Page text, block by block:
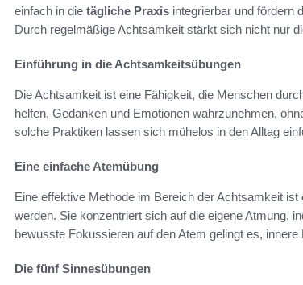
einfach in die tägliche Praxis integrierbar und fördern
Durch regelmäßige Achtsamkeit stärkt sich nicht nur
Einführung in die Achtsamkeitsübungen
Die Achtsamkeit ist eine Fähigkeit, die Menschen
helfen, Gedanken und Emotionen wahrzunehmen,
solche Praktiken lassen sich mühelos in den Alltag
Eine einfache Atemübung
Eine effektive Methode im Bereich der Achtsamkeit ist
werden. Sie konzentriert sich auf die eigene Atmung,
bewusste Fokussieren auf den Atem gelingt es,
Die fünf Sinnesübungen